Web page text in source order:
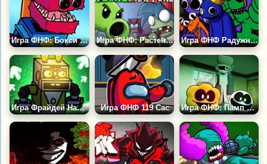
Игра ФНФ: Бокси Бу Игра ФНФ: Растения против Рэпперов Игра ФНФ Радужные Друзья Роблокс: Жёлтый, Розовый и Красный
Игра Фрайдей Найт Фанкин: Мультяшки Игра ФНФ 119 Сас Игра ФНФ: Памп и Скид Поют Песни Гарселло